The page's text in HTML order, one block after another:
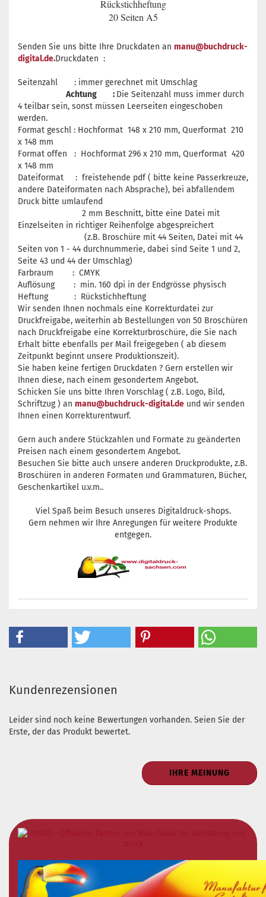
Rückstichheftung
20 Seiten A5
Senden Sie uns bitte Ihre Druckdaten an manu@buchdruck-
digital.de.Druckdaten :
Seitenzahl : immer gerechnet mit Umschlag
Achtung : Die Seitenzahl muss immer durch
4 teilbar sein, sonst müssen Leerseiten eingeschoben
werden.
Format geschl : Hochformat 148 x 210 mm, Querformat 210
x 148 mm
Format offen : Hochformat 296 x 210 mm, Querformat 420
x 148 mm
Dateiformat : freistehende pdf ( bitte keine Passerkreuze,
andere Dateiformaten nach Absprache), bei abfallendem
Druck bitte umlaufend
2 mm Beschnitt, bitte eine Datei mit
Einzelseiten in richtiger Reihenfolge abgespreichert
(z.B. Broschüre mit 44 Seiten, Datei mit 44
Seiten von 1 - 44 durchnummerie, dabei sind Seite 1 und 2,
Seite 43 und 44 der Umschlag)
Farbraum : CMYK
Auflösung : min. 160 dpi in der Endgrösse physisch
Heftung : Rückstichheftung
Wir senden Ihnen nochmals eine Korrekturdatei zur
Druckfreigabe, weiterhin ab Bestellungen von 50 Broschüren
nach Druckfreigabe eine Korrekturbroschüre, die Sie nach
Erhalt bitte ebenfalls per Mail freigegeben ( ab diesem
Zeitpunkt beginnt unsere Produktionszeit).
Sie haben keine fertigen Druckdaten ? Gern erstellen wir
Ihnen diese, nach einem gesondertem Angebot.
Schicken Sie uns bitte Ihren Vorschlag ( z.B. Logo, Bild,
Schriftzug ) an manu@buchdruck-digital.de und wir senden
Ihnen einen Korrekturentwurf.
Gern auch andere Stückzahlen und Formate zu geänderten
Preisen nach einem gesondertem Angebot.
Besuchen Sie bitte auch unsere anderen Druckprodukte, z.B.
Broschüren in anderen Formaten und Grammaturen, Bücher,
Geschenkartikel u.v.m..
Viel Spaß beim Besuch unseres Digitaldruck-shops.
Gern nehmen wir Ihre Anregungen für weitere Produkte
entgegen.
Kundenrezensionen
Leider sind noch keine Bewertungen vorhanden. Seien Sie der
Erste, der das Produkt bewertet.
IHRE MEINUNG